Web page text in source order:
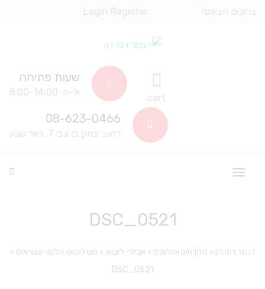
ברוכים הבאים! Login Register
cart
שעות פתיחה
א'-ה: 8:00-14:00
08-623-0466
רחוב יצחק בן צבי 7, באר שבע
DSC_0521
דנטל דפו רון > מקדחים ויהלומים > אביזרי ליטוש > סט ליטוש יהלומי שטראוס >
DSC_0521